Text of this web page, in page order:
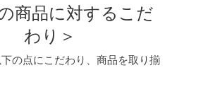
商品に対するこだ
わり＞
の点にこだわり、商品を取り揃